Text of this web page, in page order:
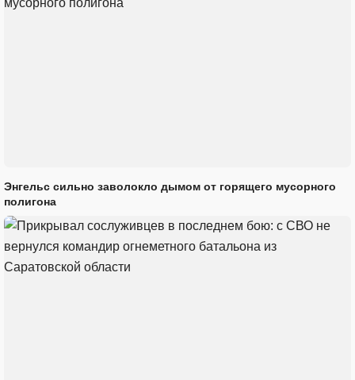
Энгельс сильно заволокло дымом от горящего мусорного
полигона